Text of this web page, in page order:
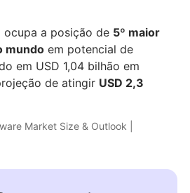
ocupa a posição de 5º maior
mundoem potencial de
em USD 1,04 bilhão em
de atingir USD 2,3
Market Size & Outlook